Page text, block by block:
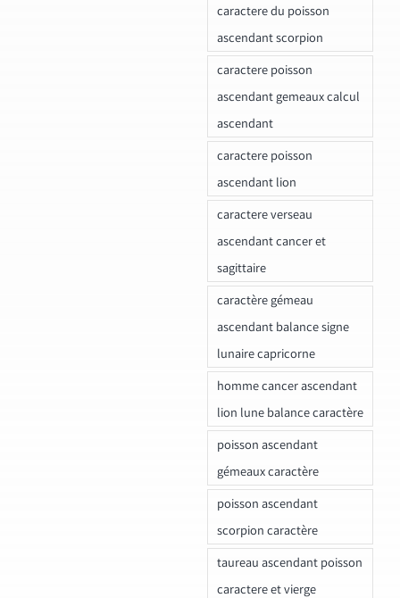
caractere du poisson
ascendant scorpion
caractere poisson
ascendant gemeaux calcul
ascendant
caractere poisson
ascendant lion
caractere verseau
ascendant cancer et
sagittaire
caractère gémeau
ascendant balance signe
lunaire capricorne
homme cancer ascendant
lion lune balance caractère
poisson ascendant
gémeaux caractère
poisson ascendant
scorpion caractère
taureau ascendant poisson
caractere et vierge